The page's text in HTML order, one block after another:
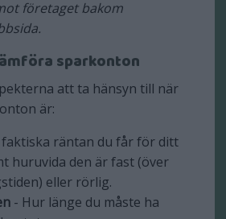
företaget bakom
sparkonton
att ta hänsyn till när
är:
faktiska räntan du får för ditt
huruvida den är fast (över
eller rörlig.
- Hur länge du måste ha